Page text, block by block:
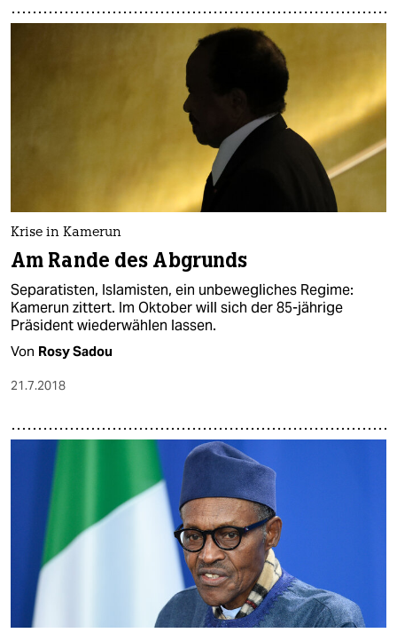
Krise in Kamerun
Am Rande des Abgrunds
Separatisten, Islamisten, ein unbewegliches Regime:
Kamerun zittert. Im Oktober will sich der 85-jährige
Präsident wiederwählen lassen.
Von Rosy Sadou
21.7.2018